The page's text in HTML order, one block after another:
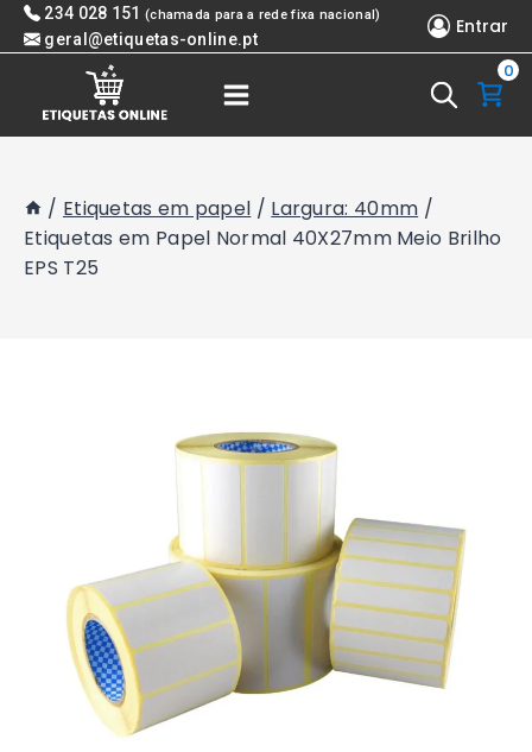
Skip 234 028 151 (chamada para a rede fixa nacional)
geral@etiquetas-online.pt
Entrar
0
/ Etiquetas em papel / Largura: 40mm /
Etiquetas em Papel Normal 40X27mm Meio Brilho
EPS T25